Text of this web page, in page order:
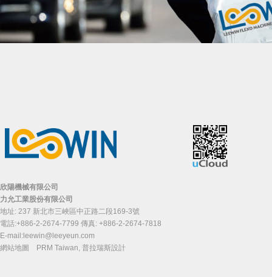
欣陽機械有限公司
力允工業股份有限公司
地址: 237 新北市三峽區中正路二段169-3號
電話:+886-2-2674-7799 傳真: +886-2-2674-7818
E-mail:leewin@leeyeun.com
網站地圖
PRM Taiwan 普拉瑞斯設計